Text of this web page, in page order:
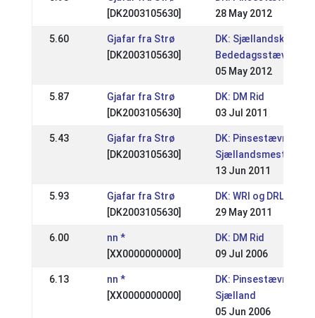
[DK2003105630]
28 May 2012
5.60
Gjafar fra Strø
[DK2003105630]
DK: Sjællandsk
Bededagsstævne
05 May 2012
5.87
Gjafar fra Strø
[DK2003105630]
DK: DM Rid
03 Jul 2011
5.43
Gjafar fra Strø
[DK2003105630]
DK: Pinsestævne /
13 Jun 2011
5.93
Gjafar fra Strø
[DK2003105630]
DK: WRl og DRL
29 May 2011
6.00
nn *
[XX0000000000]
DK: DM Rid
09 Jul 2006
6.13
nn *
[XX0000000000]
DK: Pinsestævne,
Sjælland
05 Jun 2006